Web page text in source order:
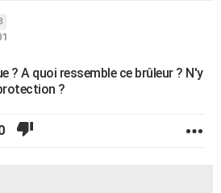
? A quoi ressemble ce brûleur ? N'y
?